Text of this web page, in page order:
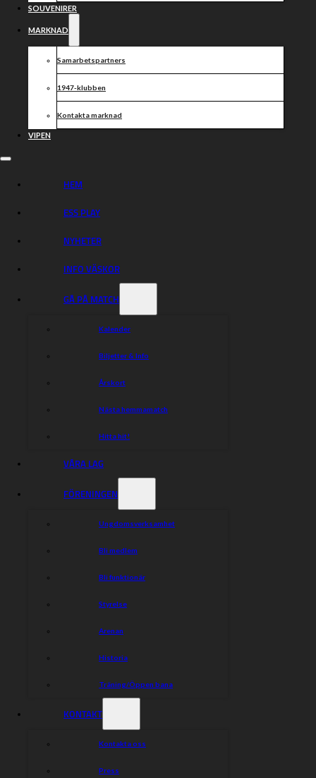
SOUVENIRER
MARKNAD
Samarbetspartners
1947-klubben
Kontakta marknad
VIPEN
HEM
ESS PLAY
NYHETER
INFO VÄSKOR
GÅ PÅ MATCH
Kalender
Biljetter & Info
Årskort
Nästa hemmamatch
Hitta hit!
VÅRA LAG
FÖRENINGEN
Ungdomsverksamhet
Bli medlem
Bli funktionär
Styrelse
Arenan
Historia
Träning/Öppen bana
KONTAKT
Kontakta oss
Press